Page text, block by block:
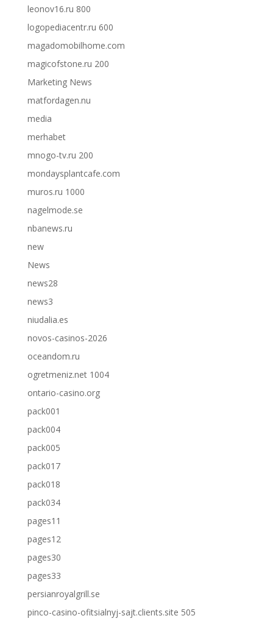
leonov16.ru 800
logopediacentr.ru 600
magadomobilhome.com
magicofstone.ru 200
Marketing News
matfordagen.nu
media
merhabet
mnogo-tv.ru 200
mondaysplantcafe.com
muros.ru 1000
nagelmode.se
nbanews.ru
new
News
news28
news3
niudalia.es
novos-casinos-2026
oceandom.ru
ogretmeniz.net 1004
ontario-casino.org
pack001
pack004
pack005
pack017
pack018
pack034
pages11
pages12
pages30
pages33
persianroyalgrill.se
pinco-casino-ofitsialnyj-sajt.clients.site 505